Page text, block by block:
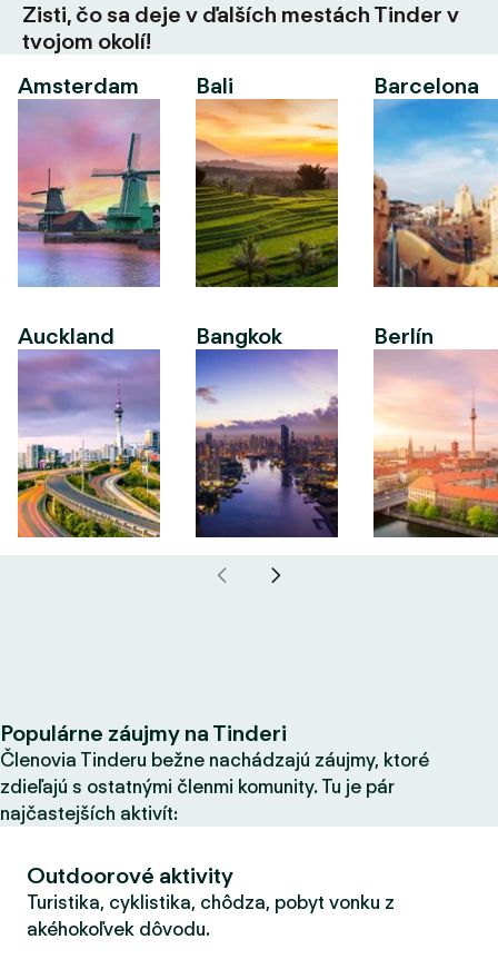
Zisti, čo sa deje v ďalších mestách Tinder v
tvojom okolí!
Amsterdam
Auckland
Bali
Bangkok
Barcelona
Berlín
Populárne záujmy na Tinderi
Členovia Tinderu bežne nachádzajú záujmy, ktoré
zdieľajú s ostatnými členmi komunity. Tu je pár
najčastejších aktivít:
Outdoorové aktivity
Turistika, cyklistika, chôdza, pobyt vonku z
akéhokoľvek dôvodu.